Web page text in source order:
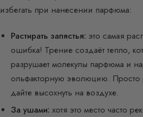
избегать при нанесении парфюма:
Растирать запястья: это самая
ошибка! Трение создаёт тепло,
разрушает молекулы парфюма и
ольфакторную эволюцию. Просто
дайте высохнуть на воздухе.
За ушами: хотя это место часто